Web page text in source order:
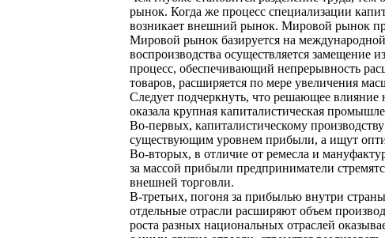
рынок. Когда же процесс специализации
возникает внешний рынок. Мировой рынок
Мировой рынок базируется на
воспроизводства осуществляется
процесс, обеспечивающий непрерывность
товаров, расширяется по мере увеличения
Следует подчеркнуть, что решающее
оказала крупная капиталистическая
Во-первых, капиталистическому
существующим уровнем прибыли, а ищут
Во-вторых, в отличие от ремесла и
за массой прибыли предприниматели
внешней торговли.
В-третьих, погоня за прибылью внутри
отдельные отрасли расширяют объем
роста разных национальных отраслей